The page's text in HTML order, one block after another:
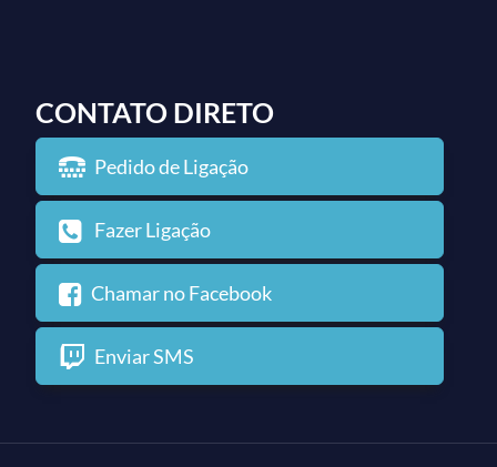
CONTATO DIRETO
Pedido de Ligação
Fazer Ligação
Chamar no Facebook
Enviar SMS